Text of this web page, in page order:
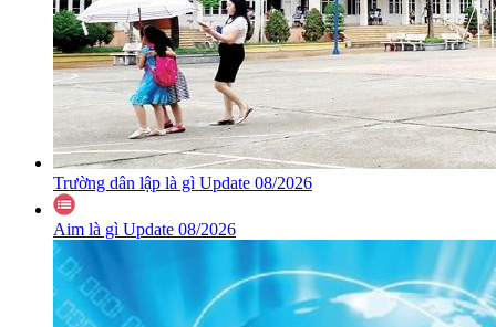
Trường dân lập là gì Update 08/2026
Aim là gì Update 08/2026